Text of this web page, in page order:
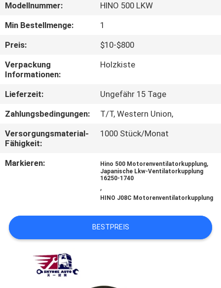
AUSFLUG
QUALITÄTSKONTROLLE
TRETEN
SIE
MIT
UNS
IN
VERBINDUNG
FORDERN
SIE EIN
ZITAT
Modellnummer:
HINO 500 LKW
Min Bestellmenge:
1
Preis:
$10-$800
Verpackung
Informationen:
Holzkiste
Lieferzeit:
Ungefähr 15 Tage
Zahlungsbedingungen:
T/T, Western Union,
Versorgungsmaterial-
Fähigkeit:
1000 Stück/Monat
Markieren: Hino 500 Motorenventilatorkupplung,
Japanische Lkw-Ventilatorkupplung
16250-1740
,
HINO J08C Motorenventilatorkupplung
BESTPREIS